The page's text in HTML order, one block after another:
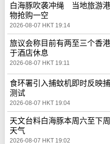
白海豚吹袭冲绳 当地旅游
物抢购一空
2026-08-07 HKT 19:14
旅议会称目前有两至三个香
于酒店休息
2026-08-07 HKT 19:11
食环署引入捕蚊机即时反映
测试
2026-08-07 HKT 19:04
天文台料白海豚本周六至下
天气
2026-08-07 HKT 19:02